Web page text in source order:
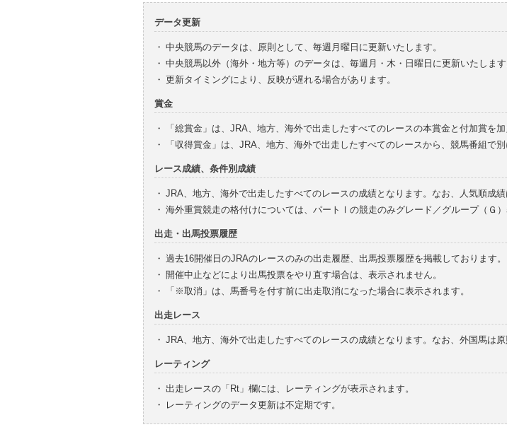
データ更新
・ 中央競馬のデータは、原則として、毎週月曜日に更新いたします。
・ 中央競馬以外（海外・地方等）のデータは、毎週月・木・日曜日に更新いたします
・ 更新タイミングにより、反映が遅れる場合があります。
賞金
・
「総賞金」は、JRA、地方、海外で出走したすべてのレースの本賞金と付加賞を加
・
「収得賞金」は、JRA、地方、海外で出走したすべてのレースから、競馬番組で
レース成績、条件別成績
・ JRA、地方、海外で出走したすべてのレースの成績となります。なお、人気順成
・ 海外重賞競走の格付けについては、パートⅠの競走のみグレード／グループ（Ｇ）
出走・出馬投票履歴
・ 過去16開催日のJRAのレースのみの出走履歴、出馬投票履歴を掲載しております。
・ 開催中止などにより出馬投票をやり直す場合は、表示されません。
・
「※取消」は、馬番号を付す前に出走取消になった場合に表示されます。
出走レース
・ JRA、地方、海外で出走したすべてのレースの成績となります。なお、外国馬は
レーティング
・ 出走レースの「Rt」欄には、レーティングが表示されます。
・
レーティングのデータ更新は不定期です。